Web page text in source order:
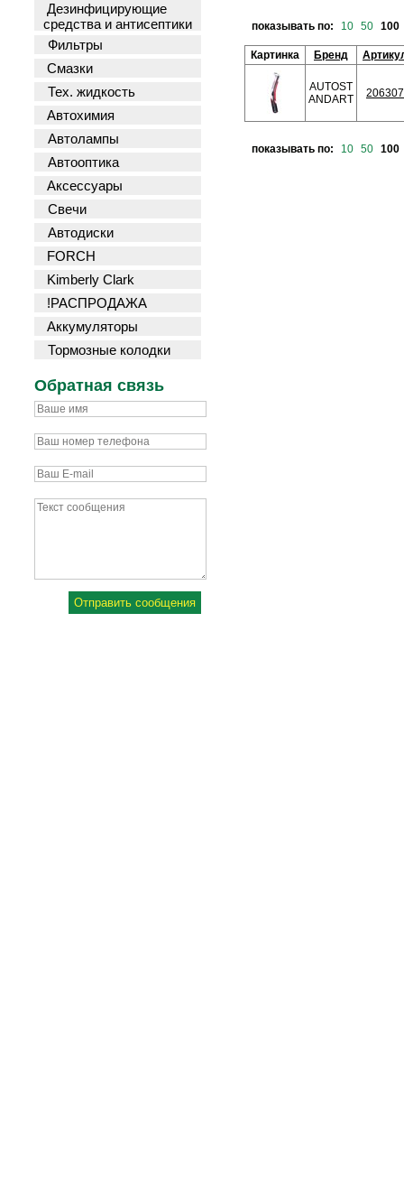
Дезинфицирующие
средства и антисептики
Фильтры
Смазки
Тех. жидкость
Автохимия
Автолампы
Автооптика
Аксессуары
Свечи
Автодиски
FORCH
Kimberly Clark
!РАСПРОДАЖА
Аккумуляторы
Тормозные колодки
Обратная связь
показывать по: 10 50 100
Картинка Бренд
AUTOST
ANDART
206307
показывать по: 10 50 100